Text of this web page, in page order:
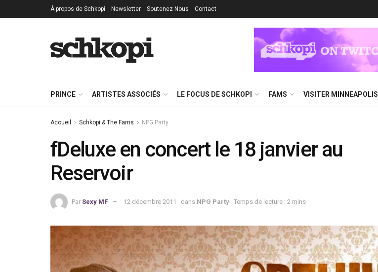
À propos de Schkopi Newsletter Soutenez Nous Contact
PRINCE ARTISTES ASSOCIÉS LE FOCUS DE SCHKOPI FAMS VISITER MINNEAPOLIS
Accueil Schkopi & The Fams NPG Party
fDeluxe en concert le 18 janvier au
Reservoir
Par Sexy MF 12 décembre 2011 dans NPG Party Temps de lecture : 2 mins